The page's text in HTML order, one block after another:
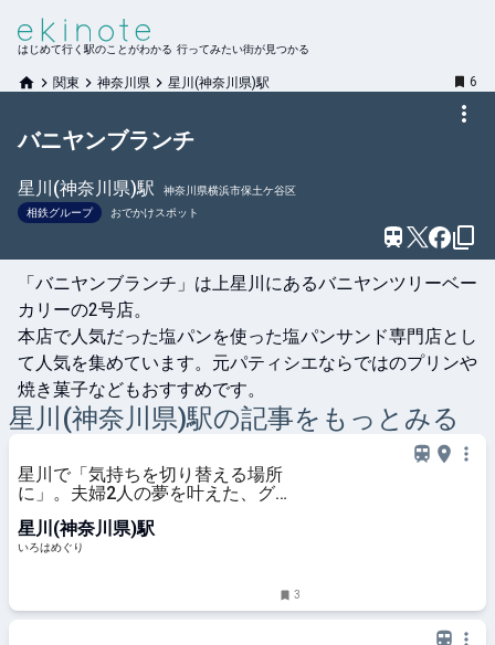
はじめて行く駅のことがわかる 行ってみたい街が見つかる
関東 神奈川県 星川(神奈川県)駅 6
バニヤンブランチ
星川(神奈川県)駅
神奈川県横浜市保土ケ谷区
相鉄グループ
おでかけスポット
「バニヤンブランチ」は上星川にあるバニヤンツリーベー
カリーの2号店。
本店で人気だった塩パンを使った塩パンサンド専門店とし
て人気を集めています。元パティシエならではのプリンや
焼き菓子などもおすすめです。
星川(神奈川県)駅の記事をもっとみる
星川で「気持ちを切り替える場所
に」。夫婦2人の夢を叶えた、グル
人気の「メリハリベイク」 - いろは
めぐり
星川(神奈川県)駅
いろはめぐり
3